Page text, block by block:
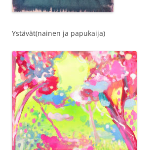
Ystävät(nainen ja papukaija)